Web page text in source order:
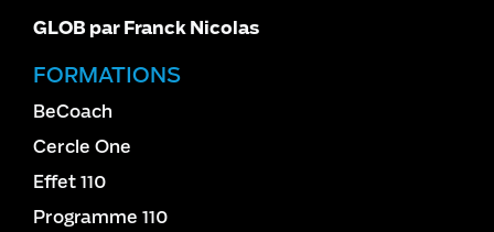
GLOB par Franck Nicolas
FORMATIONS
BeCoach
Cercle One
Effet 110
Programme 110